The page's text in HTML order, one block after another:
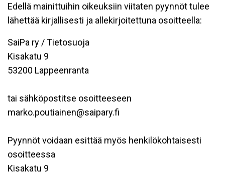
Edellä mainittuihin oikeuksiin viitaten pyynnöt tulee
lähettää kirjallisesti ja allekirjoitettuna osoitteella:
SaiPa ry / Tietosuoja
Kisakatu 9
53200 Lappeenranta
tai sähköpostitse osoitteeseen
marko.poutiainen@saipary.fi
Pyynnöt voidaan esittää myös henkilökohtaisesti
osoitteessa
Kisakatu 9